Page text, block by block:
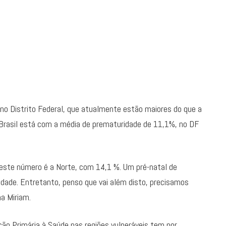
Distrito Federal, que atualmente estão maiores do que a
está com a média de prematuridade de 11,1%, no DF
número é a Norte, com 14,1 %. Um pré-natal de
Entretanto, penso que vai além disto, precisamos
Miriam.